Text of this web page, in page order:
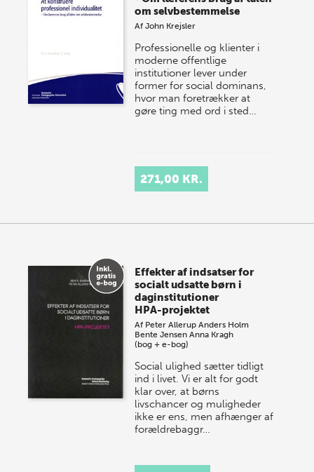
om selvbestemmelse
AfJohn Krejsler
Professionelle og klienter i
moderne offentlige
institutioner lever under
former for social dominans,
hvor man foretrækker at
gøre ting med ord i sted…
271,00 KR.
Effekter af indsatser for
socialt udsatte børn i
daginstitutioner
HPA-projektet
Af Peter Allerup Anders Holm
Bente Jensen Anna Kragh
(bog + e-bog)
Social ulighed sætter tidligt
ind i livet. Vi er alt for godt
klar over, at børns
livschancer og muligheder
ikke er ens, men afhænger af
forældrebaggr…